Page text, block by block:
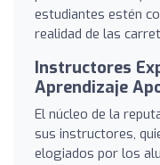
estudiantes estén
realidad de las
Instructores
Aprendizaje
El núcleo de la
sus instructores,
elogiados por los